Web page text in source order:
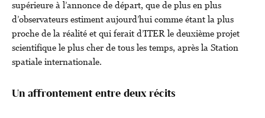
supérieure à l’annonce de départ, que de plus en plus
d’observateurs estiment aujourd’hui comme étant la plus
proche de la réalité et qui ferait d’ITER le deuxième projet
scientifique le plus cher de tous les temps, après la Station
spatiale internationale.
Un affrontement entre deux récits